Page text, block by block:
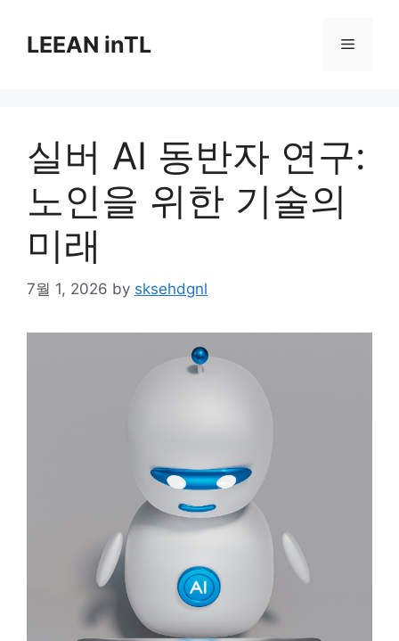
contentLEEAN inTL Menu
실버 AI 동반자 연구:
노인을 위한 기술의
미래
7월 1, 2026 by sksehdgnl